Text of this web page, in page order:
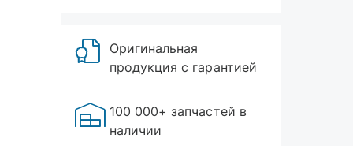
Оригинальная
продукция с гарантией
100 000+ запчастей в
наличии